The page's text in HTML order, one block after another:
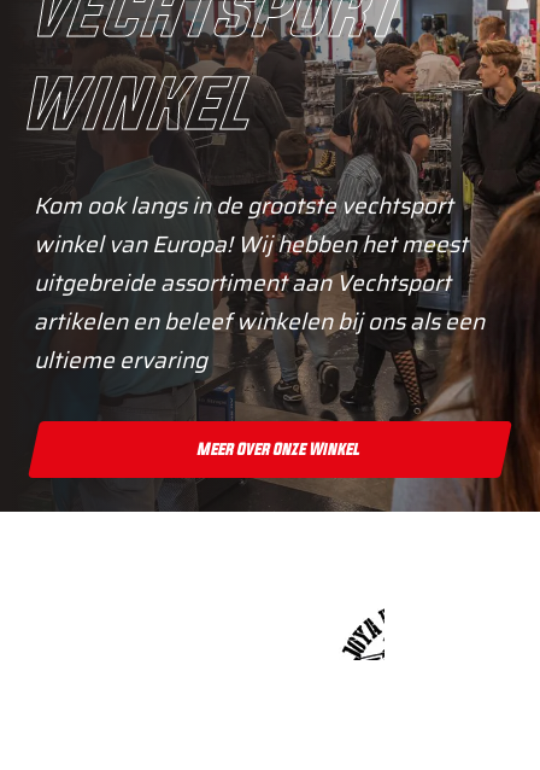
winkel
Kom ook langs in de grootste vechtsport
winkel van Europa! Wij hebben het meest
uitgebreide assortiment aan Vechtsport
artikelen en beleef winkelen bij ons als een
ultieme ervaring
Meer Over Onze Winkel